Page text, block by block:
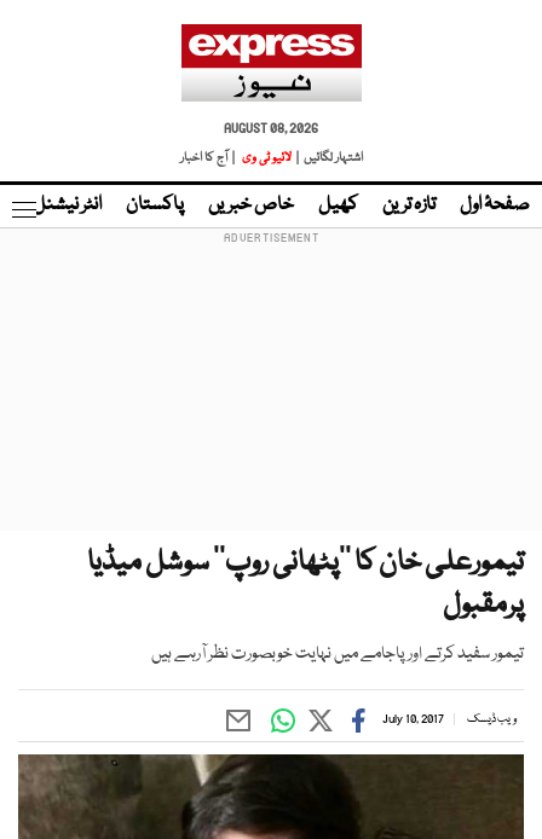
AUGUST 08, 2026
اشتہار لگائیں |
لائیو ٹی وی | آج کا اخبار
صفحۂ اول تازہ ترین کھیل خاص خبریں پاکستان انٹر نیشنل
تیمورعلی خان کا ’’پٹھانی روپ‘‘ سوشل میڈیا
پرمقبول
تیمور سفید کرتے اور پاجامے میں نہایت خوبصورت نظر آرہے ہیں
ویب ڈیسک July 10, 2017